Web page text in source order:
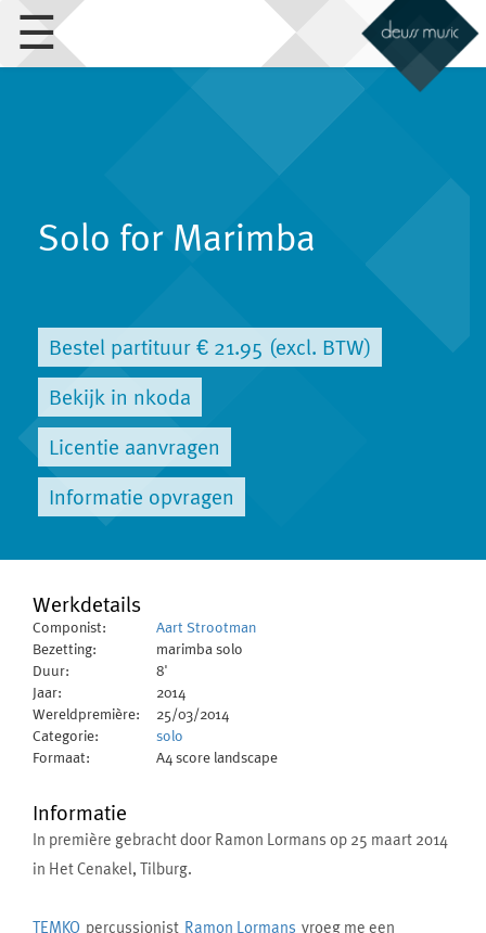
☰
Solo for Marimba
Bestel partituur € 21.95 (excl. BTW)
Bekijk in nkoda
Licentie aanvragen
Informatie opvragen
Werkdetails
Componist:
Aart Strootman
Bezetting:
marimba solo
Duur:
8'
Jaar:
2014
Wereldpremière: 25/03/2014
Categorie:
solo
Formaat:
A4 score landscape
Informatie
In première gebracht door Ramon Lormans op 25 maart 2014
in Het Cenakel, Tilburg.
TEMKO percussionist Ramon Lormans vroeg me een